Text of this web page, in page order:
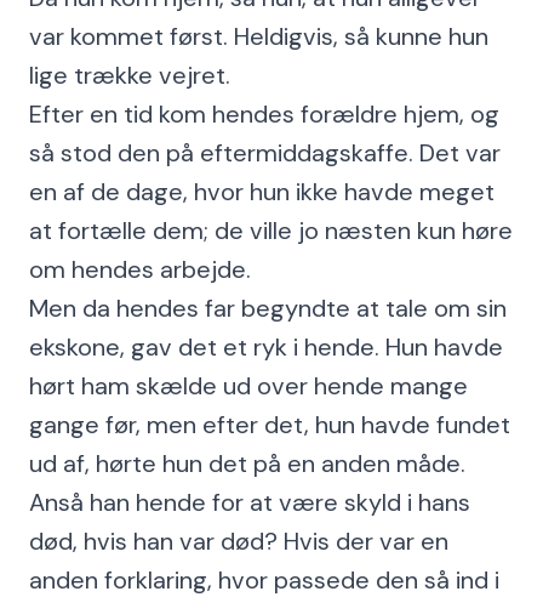
var kommet først. Heldigvis, så kunne hun
lige trække vejret.
Efter en tid kom hendes forældre hjem, og
så stod den på eftermiddagskaffe. Det var
en af de dage, hvor hun ikke havde meget
at fortælle dem; de ville jo næsten kun høre
om hendes arbejde.
Men da hendes far begyndte at tale om sin
ekskone, gav det et ryk i hende. Hun havde
hørt ham skælde ud over hende mange
gange før, men efter det, hun havde fundet
ud af, hørte hun det på en anden måde.
Anså han hende for at være skyld i hans
død, hvis han var død? Hvis der var en
anden forklaring, hvor passede den så ind i